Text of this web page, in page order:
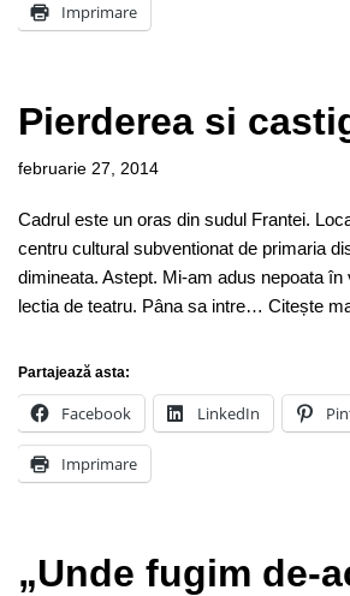
Imprimare
Pierderea si
februarie 27, 2014
Cadrul este un oras din sudul Frantei.
centru cultural subventionat de primaria
dimineata. Astept. Mi-am adus nepoata în
lectia de teatru. Pâna sa intre… Citește
Partajează asta:
Facebook LinkedIn
Imprimare
„Unde fugim de-